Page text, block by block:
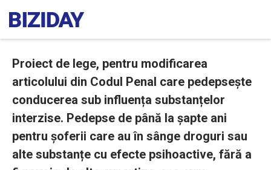
Proiect de lege, pentru modificarea
articolului din Codul Penal care pedepsește
conducerea sub influența substanțelor
interzise. Pedepse de până la șapte ani
pentru șoferii care au în sânge droguri sau
alte substanțe cu efecte psihoactive, fără a